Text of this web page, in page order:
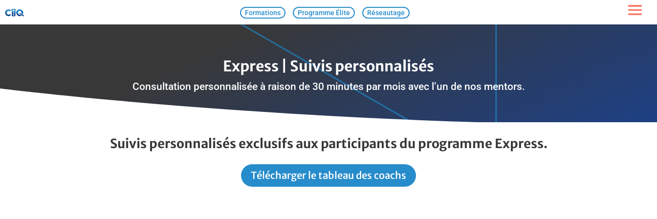
Formations Programme Élite Réseautage
Express | Suivis personnalisés
Consultation personnalisée à raison de 30 minutes par mois avec l’un de nos mentors.
Suivis personnalisés exclusifs aux participants du programme Express.
Télécharger le tableau des coachs